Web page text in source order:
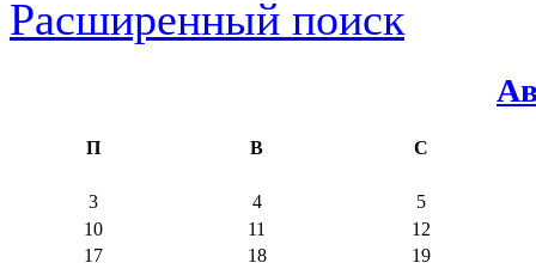
Расширенный поиск
П В С
3 4
5
10
11
12
17
18
19